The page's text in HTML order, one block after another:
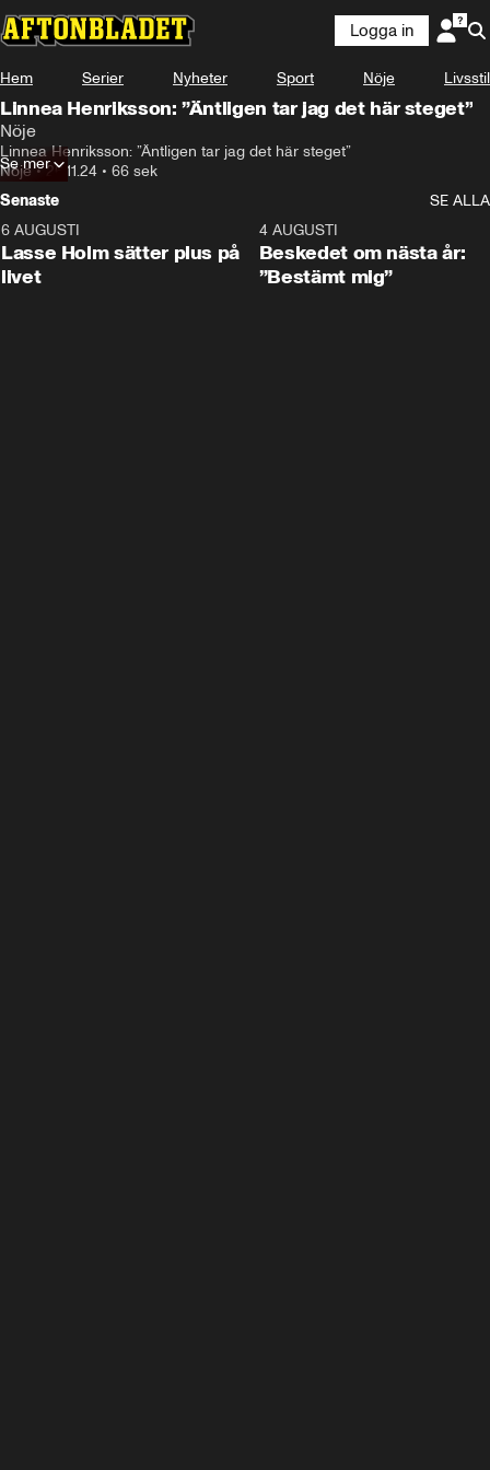
Logga in
Hem Serier Nyheter Sport Nöje Livsstil
Linnea Henriksson: ”Äntligen tar jag det här steget”
Nöje
Linnea Henriksson: ”Äntligen tar jag det här steget”
Nöje•26.11.24 • 66 sek
Se mer
Senaste
SE ALLA
6 AUGUSTI
Lasse Holm sätter plus på
livet
4 AUGUSTI
Beskedet om nästa år:
”Bestämt mig”